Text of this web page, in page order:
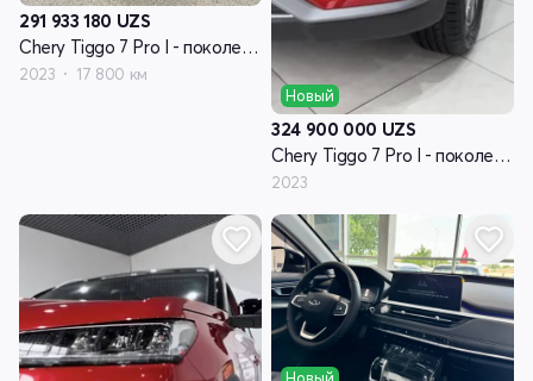
291 933 180 UZS
Chery Tiggo 7 Pro I - поколение
2023
17 800 км
Новый
324 900 000 UZS
Chery Tiggo 7 Pro I - поколение
2023